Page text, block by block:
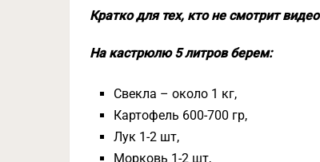
Кратко для тех, кто не смотрит видео
На кастрюлю 5 литров берем:
Свекла – около 1 кг,
Картофель 600-700 гр,
Лук 1-2 шт,
Морковь 1-2 шт,